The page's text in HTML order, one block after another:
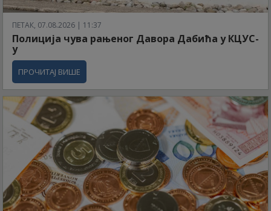
ПЕТАК, 07.08.2026 | 11:37
Полиција чува рањеног Давора Дабића у КЦУС-
у
ПРОЧИТАЈ ВИШЕ